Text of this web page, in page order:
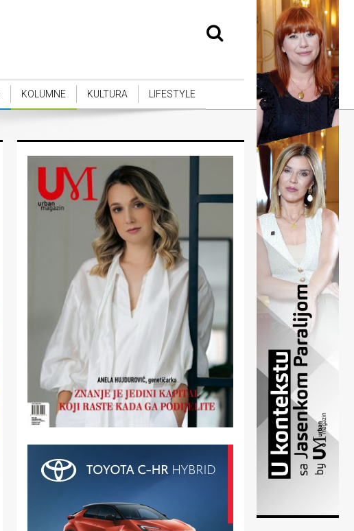
KOLUMNE KULTURA LIFESTYLE